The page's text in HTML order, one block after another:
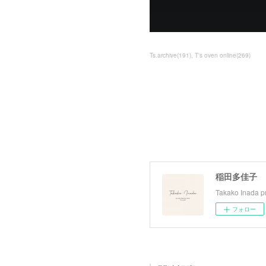
Ts.archive(191) T's oven online(269)
稲田多佳子
Takako Inada
フォロー